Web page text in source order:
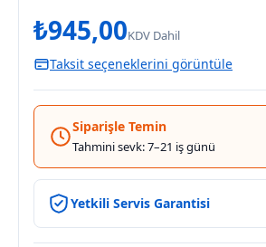
₺945,00KDV Dahil
Taksit seçeneklerini görüntüle
Siparişle Temin
Tahmini sevk: 7–21 iş günü
Yetkili Servis Garantisi